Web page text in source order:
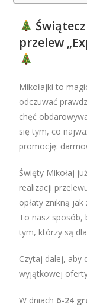
przelew
Mikołajki to
odczuwać
chęć
się tym, co
promocję:
Święty Mikołaj
realizacji
opłaty znikną
To nasz sposób,
tym, którzy są
Czytaj dalej, aby
wyjątkowej
W dniach 6-24